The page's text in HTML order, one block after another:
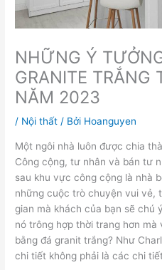
NHỮNG Ý
GRANITE TRẮNG
NĂM 2023
/ Nội thất / Bởi Hoanguyen
Một ngôi nhà luôn được chia
Công cộng, tư nhân và bán tư
sau khu vực công cộng là nhà
những cuộc trò chuyện vui vẻ,
gian mà khách của bạn sẽ chú
nó trông hợp thời trang hơn mà
bằng đá granit trắng? Như
chi tiết không phải là các chi